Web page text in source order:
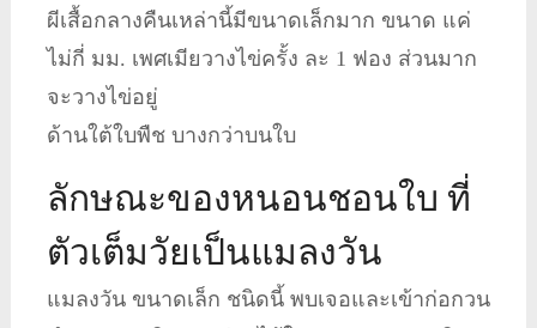
ผีเสื้อกลางคืนเหล่านี้มีขนาดเล็กมาก ขนาด แค่
ไม่กี่ มม. เพศเมียวางไข่ครั้ง ละ 1 ฟอง ส่วนมาก
จะวางไข่อยู่
ด้านใต้ใบพืช บางกว่าบนใบ
ลักษณะของหนอนชอนใบ ที่
ตัวเต็มวัยเป็นแมลงวัน
แมลงวัน ขนาดเล็ก ชนิดนี้ พบเจอและเข้าก่อกวน